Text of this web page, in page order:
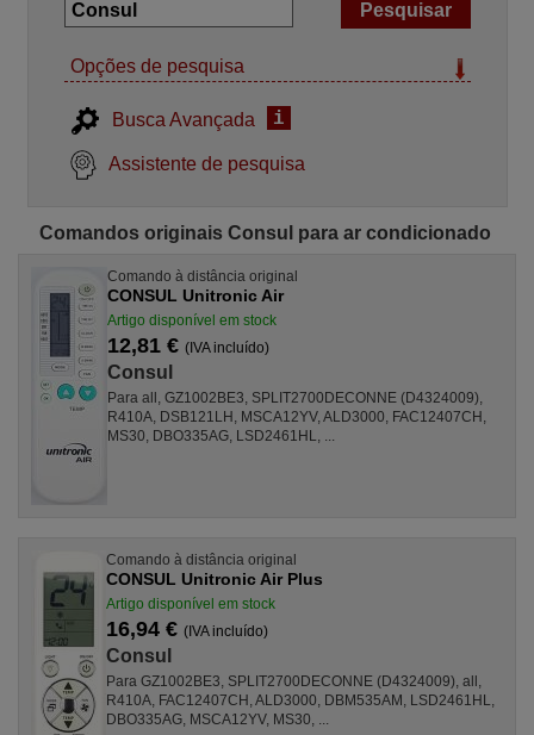
Opções de pesquisa
Busca Avançada i
Assistente de pesquisa
Comandos originais Consul para ar condicionado
Comando à distância original
CONSUL Unitronic Air
Artigo disponível em stock
12,81 € (IVA incluído)
Consul
Para all, GZ1002BE3, SPLIT2700DECONNE (D4324009),
R410A, DSB121LH, MSCA12YV, ALD3000, FAC12407CH,
MS30, DBO335AG, LSD2461HL, ...
Comando à distância original
CONSUL Unitronic Air Plus
Artigo disponível em stock
16,94 € (IVA incluído)
Consul
Para GZ1002BE3, SPLIT2700DECONNE (D4324009), all,
R410A, FAC12407CH, ALD3000, DBM535AM, LSD2461HL,
DBO335AG, MSCA12YV, MS30, ...